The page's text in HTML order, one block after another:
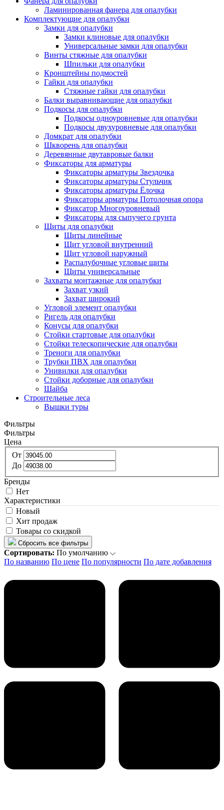
Ламинированная фанера для опалубки
Комплектующие для опалубки
Замки для опалубки
Замки клиновые для опалубки
Универсальные замки для опалубки
Винты стяжные для опалубки
Шпильки для опалубки
Кронштейны подмостей
Гайки для опалубки
Стяжные гайки для опалубки
Балки выравнивающие для опалубки
Подкосы для опалубки
Подкосы одноуровневые для опалубки
Подкосы двухуровневые для опалубки
Домкрат для опалубки
Шкворень для опалубки
Деревянные двутавровые балки
Фиксаторы для арматуры
Фиксаторы арматуры Звездочка
Фиксаторы арматуры Стульчик
Фиксаторы арматуры Ёлочка
Фиксаторы арматуры Потолочная опора
Фиксатор Многоуровневый
Фиксаторы для сыпучего грунта
Щиты для опалубки
Щиты линейные
Щит угловой внутренний
Щит угловой наружный
Распалубочные угловые щиты
Щиты универсальные
Захваты монтажные для опалубки
Захват узкий
Захват широкий
Угловой элемент опалубки
Ригель для опалубки
Конусы для опалубки
Стойки стартовые для опалубки
Стойки телескопические для опалубки
Треноги для опалубки
Трубки ПВХ для опалубки
Унивилки для опалубки
Стойки доборные для опалубки
Шайба
Строительные леса
Вышки туры
Фильтры
Фильтры
Цена
От
До
Бренды
Нет
Характеристики
Новый
Хит продаж
Товары со скидкой
Сбросить все фильтры
Сортировать: По умолчанию
По названию По цене По популярности По дате добавления